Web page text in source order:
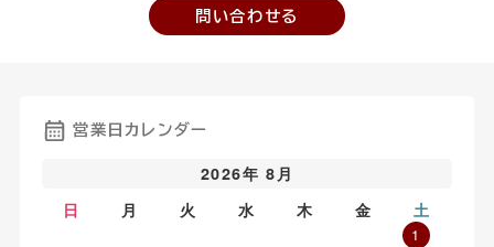
問い合わせる
営業日カレンダー
2026年 8月
日
月 火 水 木 金 土
1